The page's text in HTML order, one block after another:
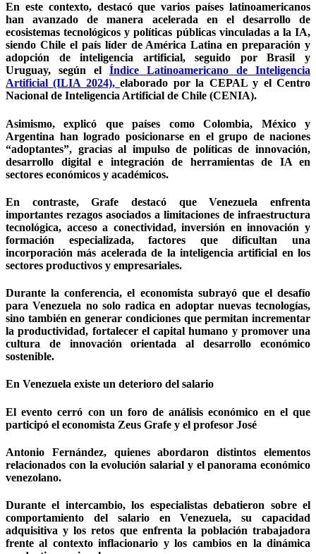
En este contexto, destacó que varios países latinoamericanos
han avanzado de manera acelerada en el desarrollo de
ecosistemas tecnológicos y políticas públicas vinculadas a la IA,
siendo Chile el país líder de América Latina en preparación y
adopción de inteligencia artificial, seguido por Brasil y
Uruguay, según el Índice Latinoamericano de Inteligencia
Artificial (ILIA 2024),elaborado por la CEPAL y el Centro
Nacional de Inteligencia Artificial de Chile (CENIA).
Asimismo, explicó que países como Colombia, México y
Argentina han logrado posicionarse en el grupo de naciones
“adoptantes”, gracias al impulso de políticas de innovación,
desarrollo digital e integración de herramientas de IA en
sectores económicos y académicos.
En contraste, Grafe destacó que Venezuela enfrenta
importantes rezagos asociados a limitaciones de infraestructura
tecnológica, acceso a conectividad, inversión en innovación y
formación especializada, factores que dificultan una
incorporación más acelerada de la inteligencia artificial en los
sectores productivos y empresariales.
Durante la conferencia, el economista subrayó que el desafío
para Venezuela no solo radica en adoptar nuevas tecnologías,
sino también en generar condiciones que permitan incrementar
la productividad, fortalecer el capital humano y promover una
cultura de innovación orientada al desarrollo económico
sostenible.
En Venezuela existe un deterioro del salario
El evento cerró con un foro de análisis económico en el que
participó el economista Zeus Grafe y el profesor José
Antonio Fernández, quienes abordaron distintos elementos
relacionados con la evolución salarial y el panorama económico
venezolano.
Durante el intercambio, los especialistas debatieron sobre el
comportamiento del salario en Venezuela, su capacidad
adquisitiva y los retos que enfrenta la población trabajadora
frente al contexto inflacionario y los cambios en la dinámica